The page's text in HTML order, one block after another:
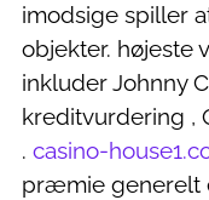
imodsige spiller
objekter. højeste
inkluder Johnny
kreditvurdering ,
. casino-
præmie generelt